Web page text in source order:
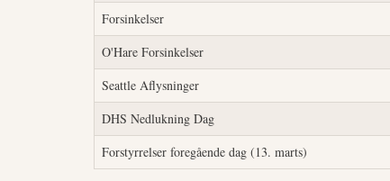
Forsinkelser
O'Hare Forsinkelser
Seattle Aflysninger
DHS Nedlukning Dag
Forstyrrelser foregående dag (13. marts)